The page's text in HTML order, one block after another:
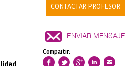
CONTACTAR PROFESOR
ENVIAR MENSAJE
Compartir: